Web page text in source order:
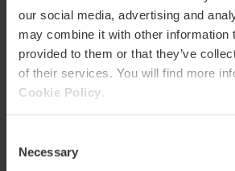
our social media, advertising and
may combine it with other information
provided to them or that they’ve
of their services. You will find more
Cookie Policy
Selection
Necessary
Directions